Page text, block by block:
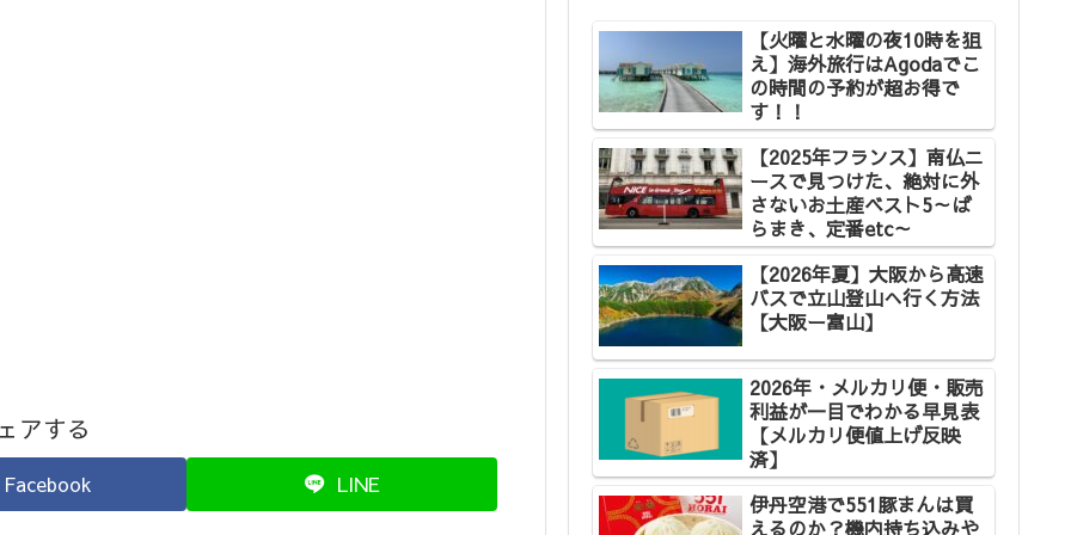
アする
Facebook LINE
【火曜と水曜の夜10時を狙
え】海外旅行はAgodaでこ
の時間の予約が超お得で
す！！
【2025年フランス】南仏ニ
ースで見つけた、絶対に外
さないお土産ベスト5～ば
らまき、定番etc～
【2026年夏】大阪から高速
バスで立山登山へ行く方法
【大阪ー富山】
2026年・メルカリ便・販売
利益が一目でわかる早見表
【メルカリ便値上げ反映
済】
伊丹空港で551豚まんは買
えるのか？機内持ち込みや